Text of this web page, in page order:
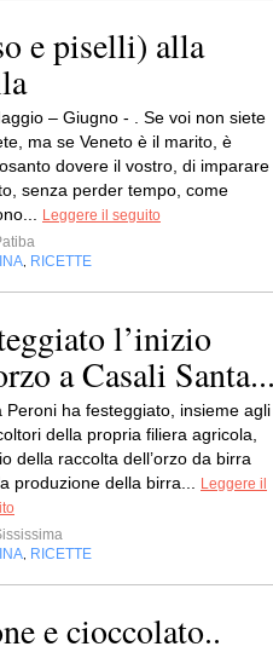
e piselli) alla
– Giugno - . Se voi non siete
ma se Veneto è il marito, è
dovere il vostro, di imparare
senza perder tempo, come
Leggere il seguito
RICETTE
l’inizio
a Casali
Peroni ha festeggiato, insieme agli
della propria filiera agricola,
della raccolta dell’orzo da birra
produzione della birra...
Leggere il
RICETTE
e cioccolato..